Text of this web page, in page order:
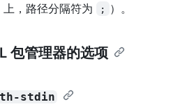
上，路径分隔符为
; ）。
包管理器的选项
stdin